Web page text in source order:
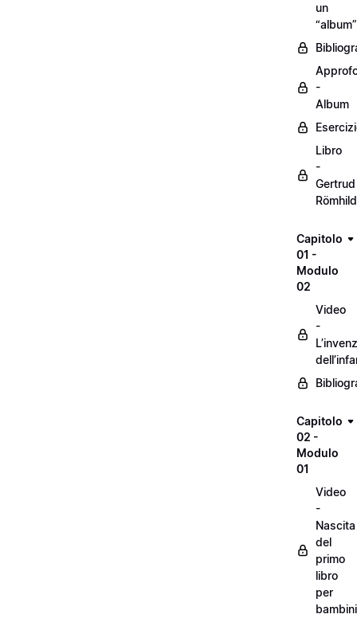
un
“album”
-
Album
Libro
-
Gertrud
Capitolo
01 -
Modulo
02
Video
-
Capitolo
02 -
Modulo
01
Video
-
Nascita
del
primo
libro
per
bambini